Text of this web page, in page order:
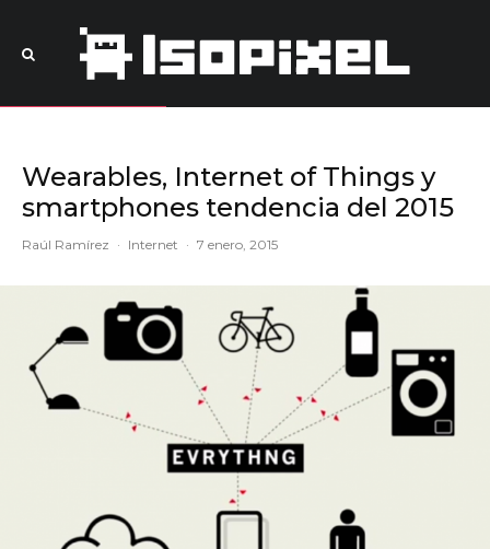
Wearables, Internet of Things y
smartphones tendencia del 2015
Raúl Ramírez · Internet · 7 enero, 2015